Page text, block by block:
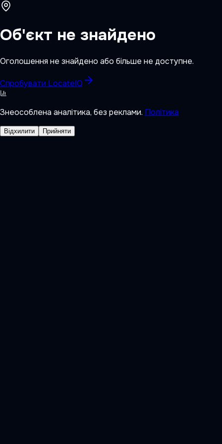
Об'єкт не знайдено
Оголошення не знайдено або більше не доступне.
Спробувати LocateIQ
Знеособлена аналітика, без реклами. Політика
Відхилити Прийняти